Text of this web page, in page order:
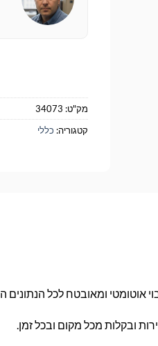
מק"ט: 34073
קטגוריה: כללי
ובקלות מכל מקום ובכל זמן.